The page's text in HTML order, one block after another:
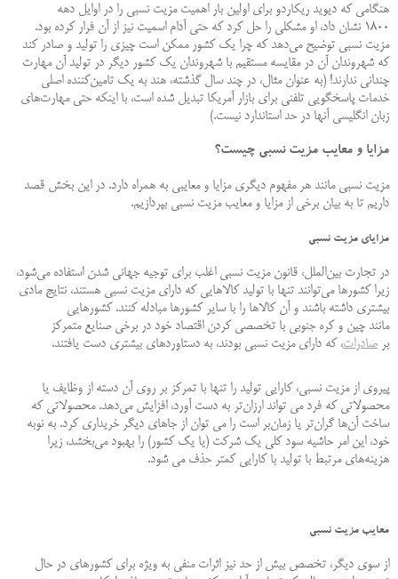
هنگامی که دیوید ریکاردو برای اولین بار اهمیت مزیت نسبی را در اوایل دهه
1800 نشان داد، او مشکلی را حل کرد که حتی آدام اسمیت نیز از آن فرار کرده بود.
مزیت نسبی توضیح می‌دهد که چرا یک کشور ممکن است چیزی را تولید و صادر کند
که شهروندان آن در مقایسه مستقیم با شهروندان یک کشور دیگر در تولید آن مهارت
چندانی ندارند! (به عنوان مثال، در چند سال گذشته، هند به یک تامین‌کننده اصلی
خدمات پاسخگویی تلفنی برای بازار آمریکا تبدیل شده است، با اینکه حتی مهارت‌های
زبان انگلیسی آنها در حد استاندارد نیست.)
مزایا و معایب مزیت نسبی چیست؟
مزیت نسبی مانند هر مفهوم دیگری مزایا و معایبی به همراه دارد. در این بخش قصد
داریم تا به بیان برخی از مزایا و معایب مزیت نسبی بپردازیم.
مزایای مزیت نسبی
در تجارت بین‌الملل، قانون مزیت نسبی اغلب برای توجیه جهانی شدن استفاده می‌شود،
زیرا کشورها می‌توانند تنها با تولید کالاهایی که دارای مزیت نسبی هستند، نتایج مادی
بیشتری داشته باشند و آن کالاها را با سایر کشورها مبادله کنند. کشورهایی
مانند چین و کره جنوبی با تخصصی کردن اقتصاد خود در برخی صنایع متمرکز
بر صادرات، که دارای مزیت نسبی بودند، به دستاوردهای بیشتری دست یافتند.
پیروی از مزیت نسبی، کارایی تولید را تنها با تمرکز بر روی آن دسته از وظایف یا
محصولاتی که فرد می تواند ارزان‌تر به دست آورد، افزایش می‌دهد. محصولاتی که
ساخت آن‌ها گران‌تر یا زمان‌بر است را می توان از جاهای دیگر خریداری کرد. به نوبه
خود، این امر حاشیه سود کلی یک شرکت (یا یک کشور) را بهبود می‌بخشد، زیرا
هزینه‌های مرتبط با تولید با کارایی کمتر حذف می شود.
معایب مزیت نسبی
از سوی دیگر، تخصص بیش از حد نیز اثرات منفی به ویژه برای کشورهای در حال